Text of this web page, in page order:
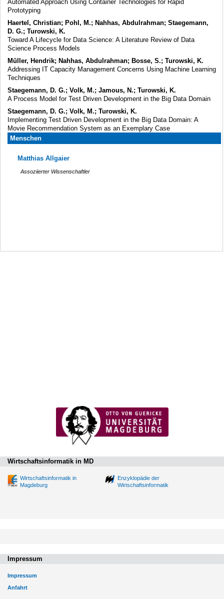
Automated Approach Using Container Technologies for Rapid
Prototyping
Haertel, Christian; Pohl, M.; Nahhas, Abdulrahman; Staegemann,
D. G.; Turowski, K.
Toward A Lifecycle for Data Science: A Literature Review of Data
Science Process Models
Müller, Hendrik; Nahhas, Abdulrahman; Bosse, S.; Turowski, K.
Addressing IT Capacity Management Concerns Using Machine Learning
Techniques
Staegemann, D. G.; Volk, M.; Jamous, N.; Turowski, K.
A Process Model for Test Driven Development in the Big Data Domain
Staegemann, D. G.; Volk, M.; Turowski, K.
Implementing Test Driven Development in the Big Data Domain: A
Movie Recommendation System as an Exemplary Case
Menschen
Matthias Allgaier
Assoziierter Wissenschaftler
Wirtschaftsinformatik in MD
Wirtschaftsinformatik in
Magdeburg
Enzyklopädie der
Wirtschaftsinformatik
Impressum
Impressum
Anfahrt